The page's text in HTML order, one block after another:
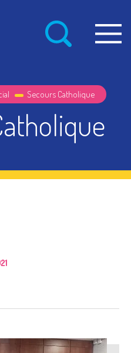
Secours Catholique